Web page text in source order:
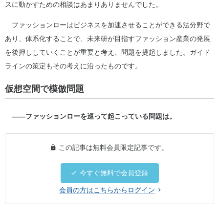
スに動かすための相談はあまりありませんでした。
ファッションローはビジネスを加速させることができる法分野で
あり、体系化することで、未来研が目指すファッション産業の発展
を後押ししていくことが重要と考え、問題を提起しました。ガイド
ラインの策定もその考えに沿ったものです。
仮想空間で模倣問題
――ファッションローを巡って起こっている問題は。
この記事は無料会員限定記事です。
今すぐ無料で会員登録
会員の方はこちらからログイン